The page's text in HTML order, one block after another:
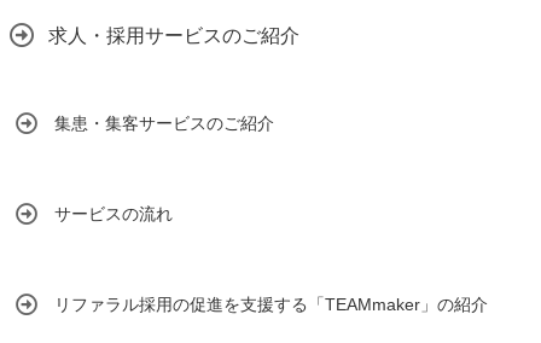
求人・採用サービスのご紹介
集患・集客サービスのご紹介
サービスの流れ
リファラル採用の促進を支援する「TEAMmaker」の紹介